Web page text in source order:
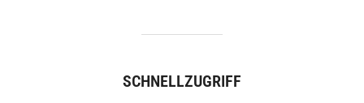
SCHNELLZUGRIFF